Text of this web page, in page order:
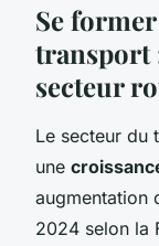
Se
transport
secteur
Le secteur du
une
augmentation
2024 selon la